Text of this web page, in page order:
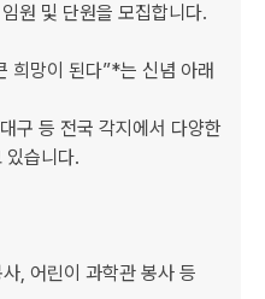
원 및 단원을 모집합니다.
희망이 된다”*는 신념 아래
대구 등 전국 각지에서 다양한
있습니다.
, 어린이 과학관 봉사 등